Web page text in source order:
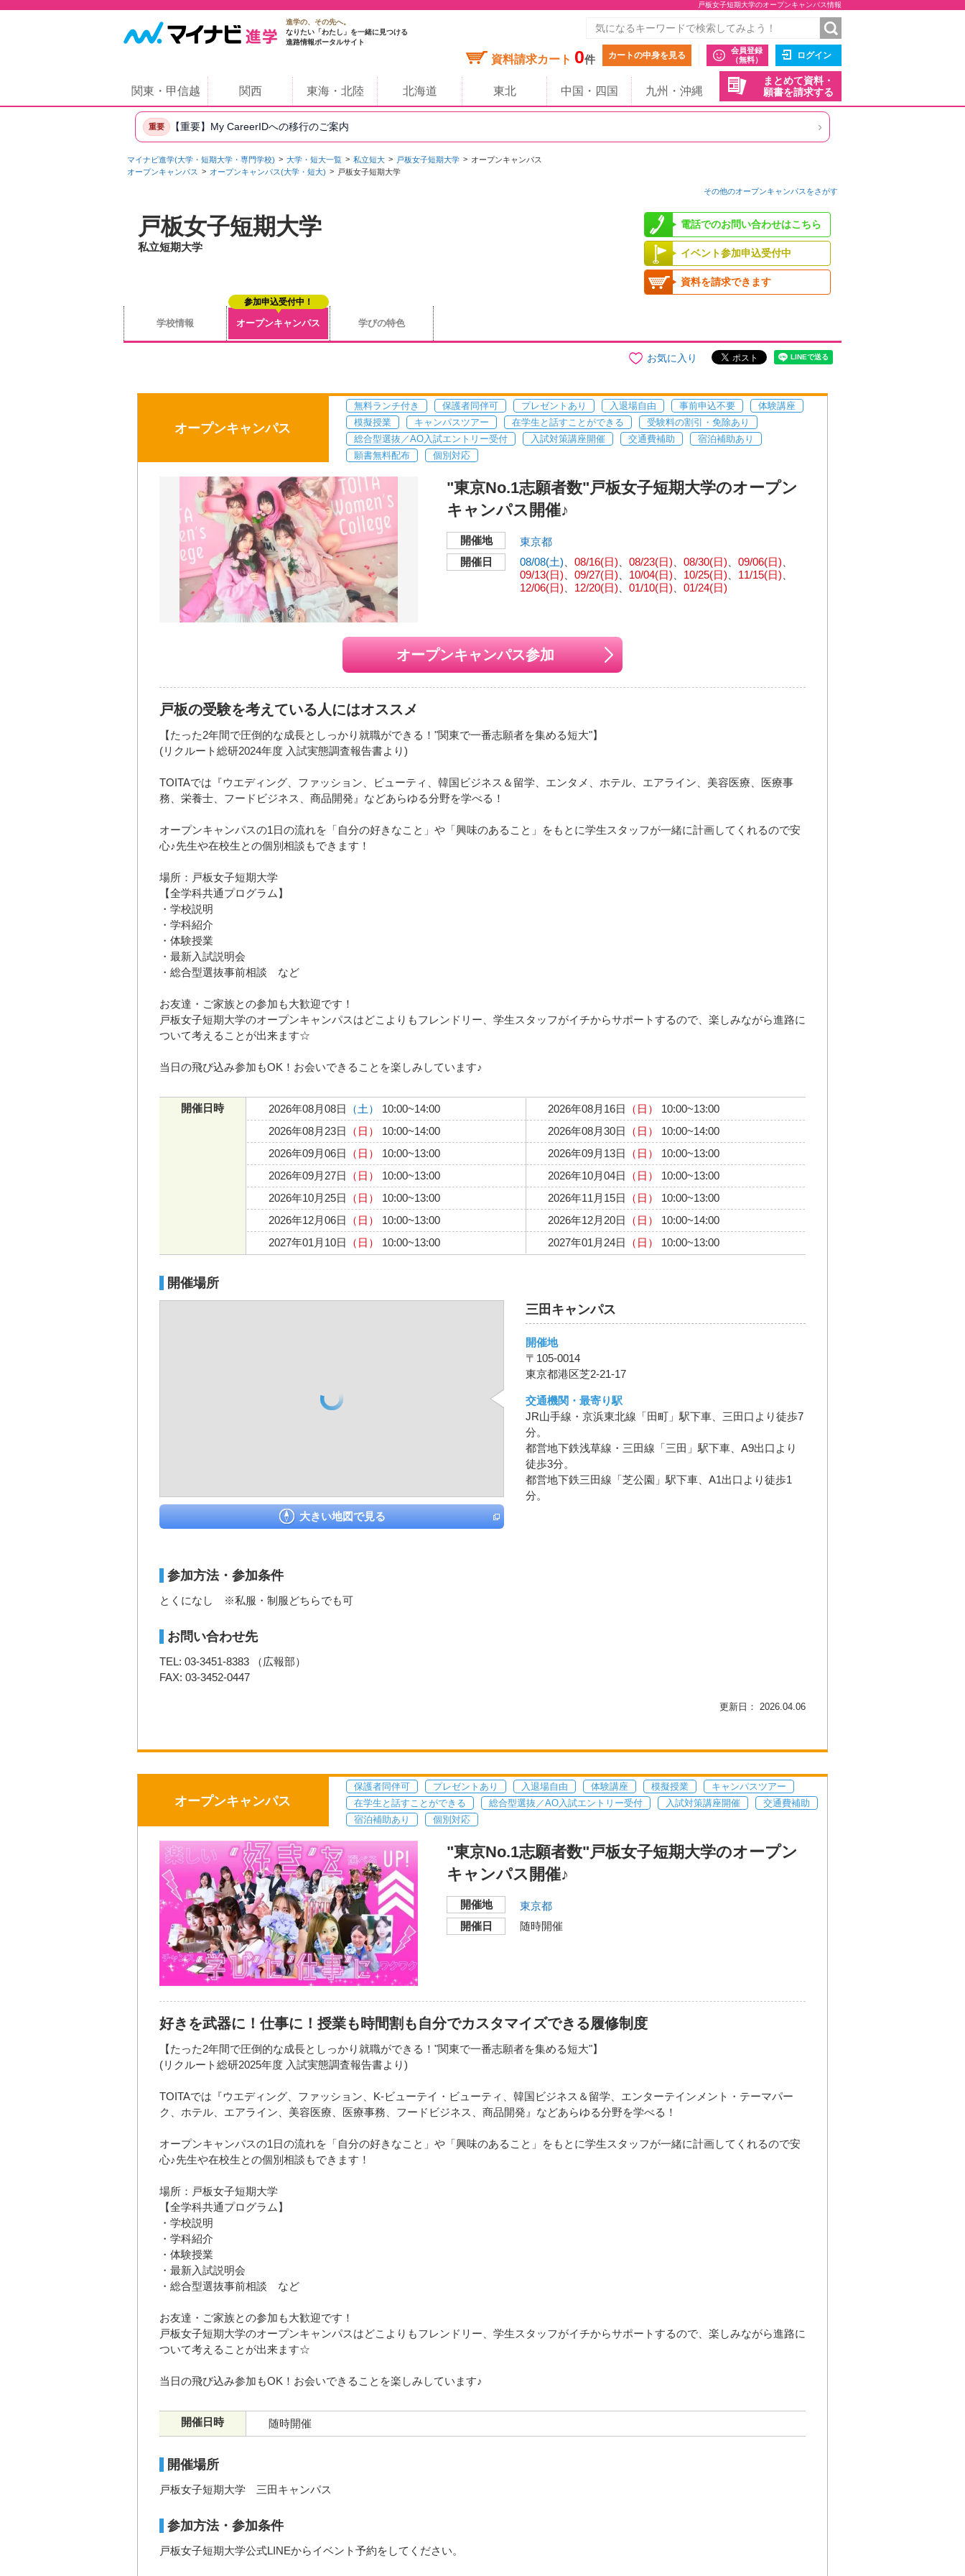
戸板女子短期大学のオープンキャンパス情報
進学の、その先へ。
なりたい「わたし」を一緒に見つける
進路情報ポータルサイト
資料請求カート 0件 カートの中身を見る
会員登録
（無料）
ログイン
まとめて資料・
願書を請求する
関東・甲信越 関西 東海・北陸 北海道 東北 中国・四国 九州・沖縄
重要 【重要】My CareerIDへの移行のご案内 ›
マイナビ進学(大学・短期大学・専門学校) 大学・短大一覧 私立短大 戸板女子短期大学
オープンキャンパス
オープンキャンパス
オープンキャンパス(大学・短大) 戸板女子短期大学
その他のオープンキャンパスをさがす
戸板女子短期大学
私立短期大学
電話でのお問い合わせはこちら
イベント参加申込受付中
資料を請求できます
学校情報 オープンキャンパス
参加申込受付中！
学びの特色
お気に入り
オープンキャンパス
無料ランチ付き 保護者同伴可 プレゼントあり 入退場自由 事前申込不要
体験講座
模擬授業
キャンパスツアー 在学生と話すことができる
受験料の割引・免除あり
総合型選抜／AO入試エントリー受付
入試対策講座開催 交通費補助
宿泊補助あり
願書無料配布
個別対応
"東京No.1志願者数"戸板女子短期大学のオープン
キャンパス開催♪
開催地
東京都
開催日
08/08(土) 08/16(日) 08/23(日) 08/30(日)
09/06(日)
09/13(日)
09/27(日) 10/04(日) 10/25(日)
11/15(日)
12/06(日)
12/20(日) 01/10(日) 01/24(日)
オープンキャンパス参加
戸板の受験を考えている人にはオススメ
【たった2年間で圧倒的な成長としっかり就職ができる！"関東で一番志願者を集める短大"】
(リクルート総研2024年度 入試実態調査報告書より)
TOITAでは『ウエディング、ファッション、ビューティ、韓国ビジネス＆留学、エンタメ、ホテル、エアライン、美容医療、医療事
務、栄養士、フードビジネス、商品開発』などあらゆる分野を学べる！
オープンキャンパスの1日の流れを「自分の好きなこと」や「興味のあること」をもとに学生スタッフが一緒に計画してくれるので安
心♪先生や在校生との個別相談もできます！
場所：戸板女子短期大学
【全学科共通プログラム】
・学校説明
・学科紹介
・体験授業
・最新入試説明会
・総合型選抜事前相談 など
お友達・ご家族との参加も大歓迎です！
戸板女子短期大学のオープンキャンパスはどこよりもフレンドリー、学生スタッフがイチからサポートするので、楽しみながら進路に
ついて考えることが出来ます☆
当日の飛び込み参加もOK！お会いできることを楽しみしています♪
開催日時 2026年08月08日 （土） 10:00~14:00 2026年08月16日 （日）
10:00~13:00
2026年08月23日
（日） 10:00~14:00 2026年08月30日 （日）
10:00~14:00
2026年09月06日
（日） 10:00~13:00 2026年09月13日 （日）
10:00~13:00
2026年09月27日
（日） 10:00~13:00 2026年10月04日 （日）
10:00~13:00
2026年10月25日
（日） 10:00~13:00 2026年11月15日 （日）
10:00~13:00
2026年12月06日
（日） 10:00~13:00 2026年12月20日 （日）
10:00~14:00
2027年01月10日
（日） 10:00~13:00 2027年01月24日 （日） 10:00~13:00
開催場所
大きい地図で見る
三田キャンパス
開催地
〒105-0014
東京都港区芝2-21-17
交通機関・最寄り駅
JR山手線・京浜東北線「田町」駅下車、三田口より徒歩7
分。
都営地下鉄浅草線・三田線「三田」駅下車、A9出口より
徒歩3分。
都営地下鉄三田線「芝公園」駅下車、A1出口より徒歩1
分。
参加方法・参加条件
とくになし ※私服・制服どちらでも可
お問い合わせ先
TEL: 03-3451-8383 （広報部）
FAX: 03-3452-0447
更新日： 2026.04.06
オープンキャンパス
保護者同伴可 プレゼントあり 入退場自由 体験講座 模擬授業
キャンパスツアー
在学生と話すことができる
総合型選抜／AO入試エントリー受付 入試対策講座開催
交通費補助
宿泊補助あり
個別対応
"東京No.1志願者数"戸板女子短期大学のオープン
キャンパス開催♪
開催地
東京都
開催日
随時開催
好きを武器に！仕事に！授業も時間割も自分でカスタマイズできる履修制度
【たった2年間で圧倒的な成長としっかり就職ができる！"関東で一番志願者を集める短大"】
(リクルート総研2025年度 入試実態調査報告書より)
TOITAでは『ウエディング、ファッション、K-ビューテイ・ビューティ、韓国ビジネス＆留学、エンターテインメント・テーマパー
ク、ホテル、エアライン、美容医療、医療事務、フードビジネス、商品開発』などあらゆる分野を学べる！
オープンキャンパスの1日の流れを「自分の好きなこと」や「興味のあること」をもとに学生スタッフが一緒に計画してくれるので安
心♪先生や在校生との個別相談もできます！
場所：戸板女子短期大学
【全学科共通プログラム】
・学校説明
・学科紹介
・体験授業
・最新入試説明会
・総合型選抜事前相談 など
お友達・ご家族との参加も大歓迎です！
戸板女子短期大学のオープンキャンパスはどこよりもフレンドリー、学生スタッフがイチからサポートするので、楽しみながら進路に
ついて考えることが出来ます☆
当日の飛び込み参加もOK！お会いできることを楽しみしています♪
開催日時 随時開催
開催場所
戸板女子短期大学 三田キャンパス
参加方法・参加条件
戸板女子短期大学公式LINEからイベント予約をしてください。